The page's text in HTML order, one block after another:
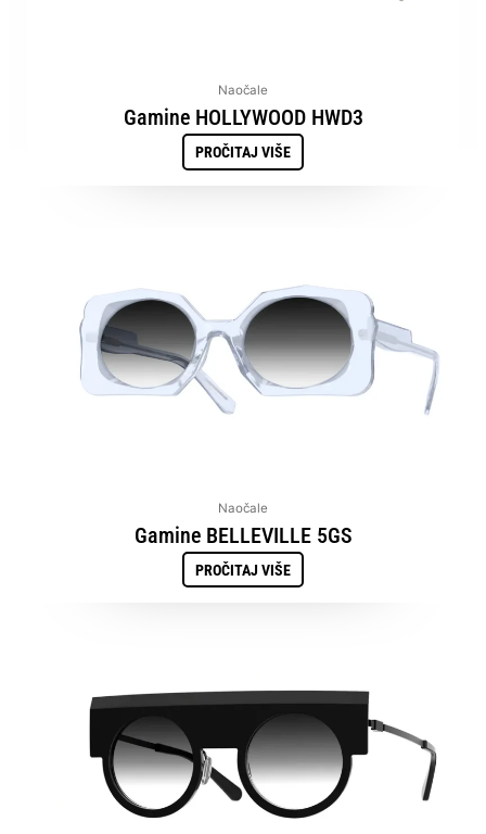
Naočale
Gamine HOLLYWOOD HWD3
PROČITAJ VIŠE
Naočale
Gamine BELLEVILLE 5GS
PROČITAJ VIŠE